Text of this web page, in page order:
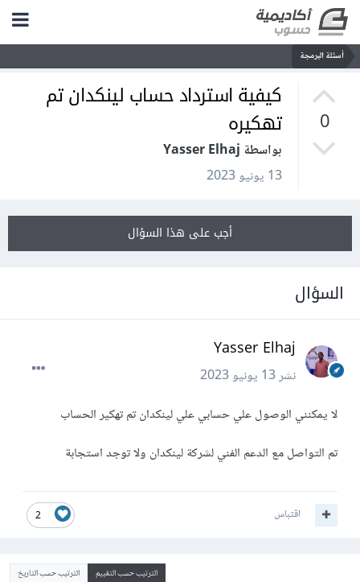
أسئلة البرمجة
0
كيفية استرداد حساب لينكدان تم
تهكيره
بواسطة Yasser Elhaj
13 يونيو 2023
أجب على هذا السؤال
السؤال
Yasser Elhaj
نشر13 يونيو 2023
لا يمكنني الوصول علي حسابي علي لينكدان تم تهكير الحساب
تم التواصل مع الدعم الفني لشركة لينكدان ولا توجد استجابة
2 اقتباس
الترتيب حسب التقييم الترتيب حسب التاريخ